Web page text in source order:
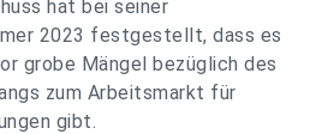
hat bei seiner
2023 festgestellt, dass es
grobe Mängel bezüglich des
zum Arbeitsmarkt für
gibt.